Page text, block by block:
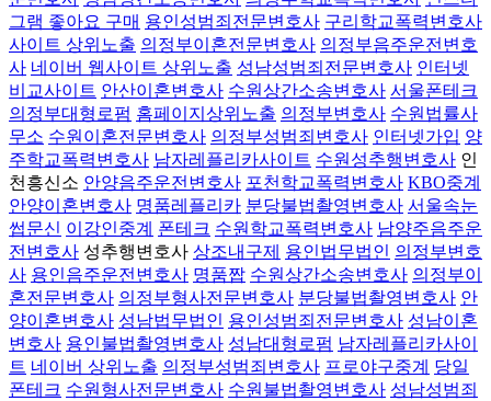
그램 좋아요 구매 용인성범죄전문변호사 구리학교폭력변호사
사이트 상위노출 의정부이혼전문변호사 의정부음주운전변호
사 네이버 웹사이트 상위노출 성남성범죄전문변호사 인터넷
비교사이트 안산이혼변호사 수원상간소송변호사 서울폰테크
의정부대형로펌 홈페이지상위노출 의정부변호사 수원법률사
무소 수원이혼전문변호사 의정부성범죄변호사 인터넷가입 양
주학교폭력변호사 남자레플리카사이트 수원성추행변호사 인
천흥신소 안양음주운전변호사 포천학교폭력변호사 KBO중계
안양이혼변호사 명품레플리카 분당불법촬영변호사 서울속눈
썹문신 이강인중계 폰테크 수원학교폭력변호사 남양주음주운
전변호사 성추행변호사 상조내구제 용인법무법인 의정부변호
사 용인음주운전변호사 명품짭 수원상간소송변호사 의정부이
혼전문변호사 의정부형사전문변호사 분당불법촬영변호사 안
양이혼변호사 성남법무법인 용인성범죄전문변호사 성남이혼
변호사 용인불법촬영변호사 성남대형로펌 남자레플리카사이
트 네이버 상위노출 의정부성범죄변호사 프로야구중계 당일
폰테크 수원형사전문변호사 수원불법촬영변호사 성남성범죄